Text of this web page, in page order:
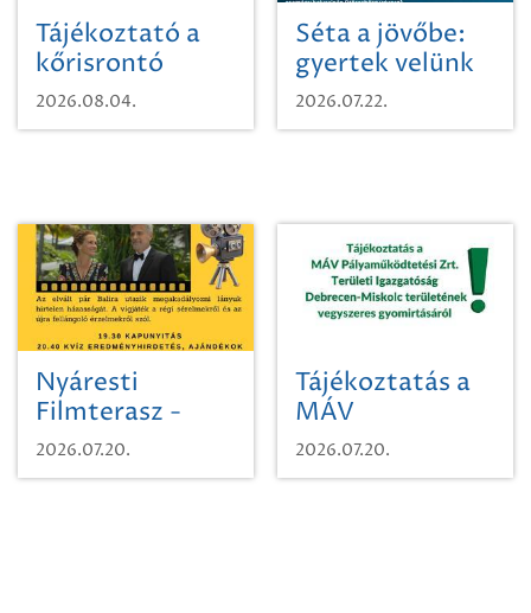
Tájékoztató a
kőrisrontó
karcsúdíszbogárról
2026.08.04.
Séta a jövőbe:
gyertek velünk
egy városi
időutazásra!
2026.07.22.
Nyáresti
Filmterasz -
Beugró a
Paradicsomba
2026.07.20.
Tájékoztatás a
MÁV
Pályaműködtetési
Zrt. Területi
2026.07.20.